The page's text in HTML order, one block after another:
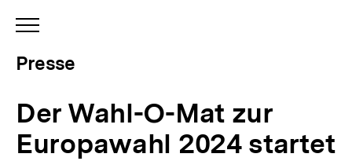
zur
Europawahl
startet
bpb.de
INHALTSNAVIGATION
Presse
Der Wahl-O-Mat zur
Europawahl 2024 startet